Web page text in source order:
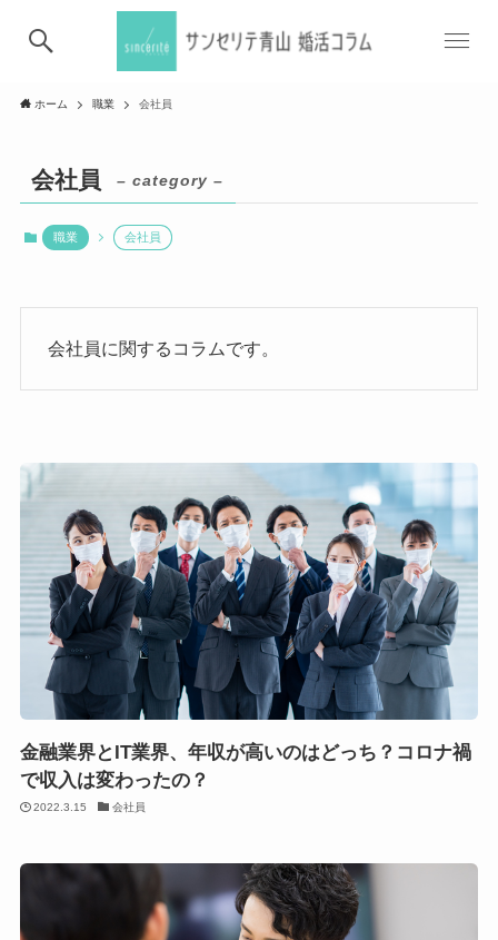
ホーム 職業 会社員
会社員 – category –
職業 会社員
会社員に関するコラムです。
金融業界とIT業界、年収が高いのはどっち？コロナ禍
で収入は変わったの？
2022.3.15 会社員